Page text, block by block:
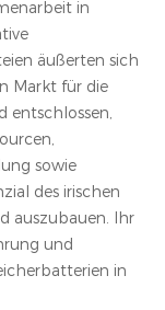
in
äußerten sich
Markt für die
entschlossen,
sowie
des irischen
auszubauen. Ihr
und
in